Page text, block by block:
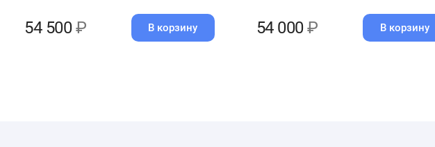
54 500₽ В корзину 54 000₽ В корзину